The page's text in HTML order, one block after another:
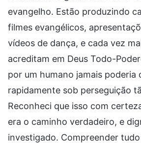
evangelho. Estão produzindo
filmes evangélicos,
vídeos de dança, e cada vez
acreditam em Deus Todo-
por um humano jamais poderia
rapidamente sob perseguição
Reconheci que isso com
era o caminho verdadeiro, e
investigado. Compreender